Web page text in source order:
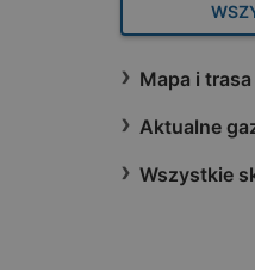
Mapa i trasa
Aktualne
Wszystkie